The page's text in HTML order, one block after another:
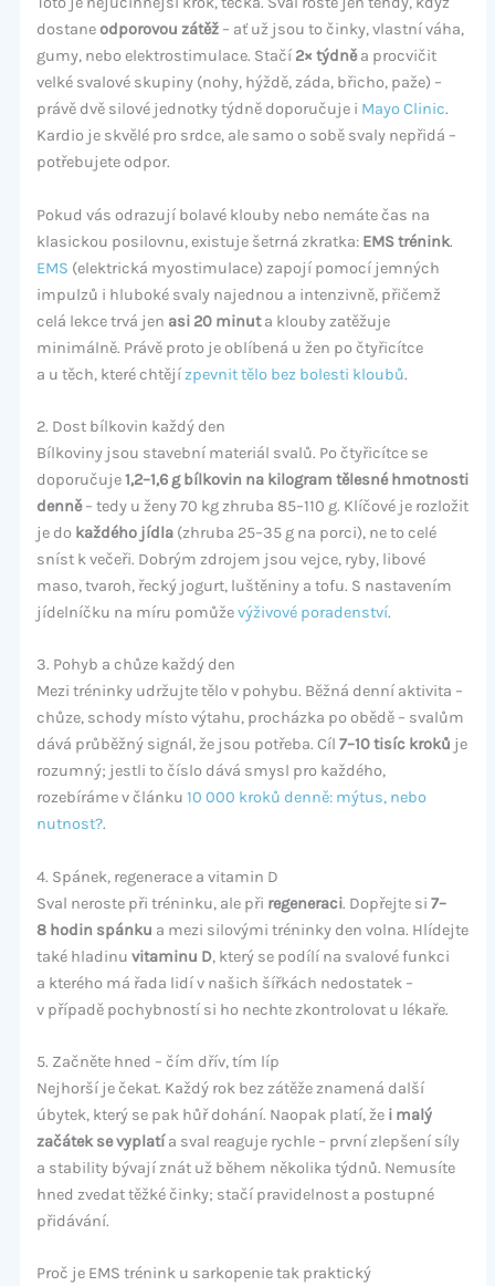
dostaneodporovou zátěž– ať už jsou to činky, vlastní váha,
gumy, nebo elektrostimulace. Stačí 2× týdněa procvičit
velké svalové skupiny (nohy, hýždě, záda, břicho, paže) –
právě dvě silové jednotky týdně doporučuje i Mayo Clinic.
Kardio je skvělé pro srdce, ale samo o sobě svaly nepřidá –
potřebujete odpor.
Pokud vás odrazují bolavé klouby nebo nemáte čas na
klasickou posilovnu, existuje šetrná zkratka: EMS trénink.
EMS (elektrická myostimulace) zapojí pomocí jemných
impulzů i hluboké svaly najednou a intenzivně, přičemž
celá lekce trvá jen asi 20 minuta klouby zatěžuje
minimálně. Právě proto je oblíbená u žen po čtyřicítce
a u těch, které chtějízpevnit tělo bez bolesti kloubů.
2. Dost bílkovin každý den
Bílkoviny jsou stavební materiál svalů. Po čtyřicítce se
doporučuje1,2–1,6 g bílkovin na kilogram tělesné hmotnosti
denně– tedy u ženy 70 kg zhruba 85–110 g. Klíčové je rozložit
je do každého jídla(zhruba 25–35 g na porci), ne to celé
sníst k večeři. Dobrým zdrojem jsou vejce, ryby, libové
maso, tvaroh, řecký jogurt, luštěniny a tofu. S nastavením
jídelníčku na míru pomůževýživové poradenství.
3. Pohyb a chůze každý den
Mezi tréninky udržujte tělo v pohybu. Běžná denní aktivita –
chůze, schody místo výtahu, procházka po obědě – svalům
dává průběžný signál, že jsou potřeba. Cíl 7–10 tisíc kroků je
rozumný; jestli to číslo dává smysl pro každého,
rozebíráme v článku 10 000 kroků denně: mýtus, nebo
nutnost?.
4. Spánek, regenerace a vitamin D
Sval neroste při tréninku, ale při regeneraci. Dopřejte si 7–
8 hodin spánku a mezi silovými tréninky den volna. Hlídejte
také hladinu vitaminu D, který se podílí na svalové funkci
a kterého má řada lidí v našich šířkách nedostatek –
v případě pochybností si ho nechte zkontrolovat u lékaře.
5. Začněte hned – čím dřív, tím líp
Nejhorší je čekat. Každý rok bez zátěže znamená další
úbytek, který se pak hůř dohání. Naopak platí, že i malý
začátek se vyplatía sval reaguje rychle – první zlepšení síly
a stability bývají znát už během několika týdnů. Nemusíte
hned zvedat těžké činky; stačí pravidelnost a postupné
přidávání.
Proč je EMS trénink u sarkopenie tak praktický